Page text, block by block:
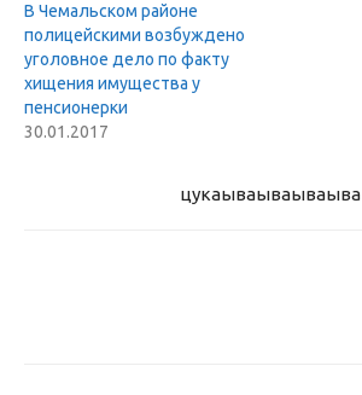
В Чемальском районе
полицейскими возбуждено
уголовное дело по факту
хищения имущества у
пенсионерки
30.01.2017
цукаываываываыва